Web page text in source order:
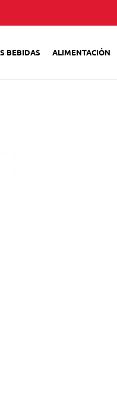
BEBIDAS ALIMENTACIÓN